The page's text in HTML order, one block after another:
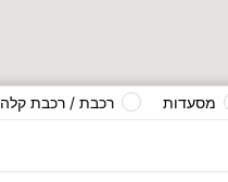
מסעדות רכבת / רכבת קלה